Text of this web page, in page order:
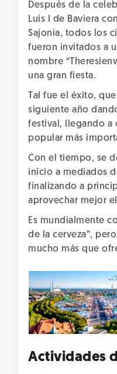
Después de la
Luis I de Baviera
Sajonia, todos los
fueron invitados a
nombre
una gran fiesta.
Tal fue el éxito,
siguiente año
festival, llegando a
popular más
Con el tiempo, se
inicio a mediados
finalizando a
aprovechar mejor
Es mundialmente
de la cerveza”,
mucho más que
Actividades